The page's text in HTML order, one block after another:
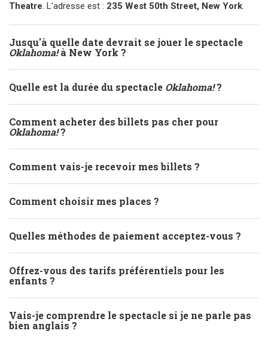
Theatre. L'adresse est : 235 West 50th Street, New York.
Jusqu'à quelle date devrait se jouer le spectacle
Oklahoma!à New York ?
Quelle est la durée du spectacle Oklahoma!?
Comment acheter des billets pas cher pour
Oklahoma!?
Comment vais-je recevoir mes billets ?
Comment choisir mes places ?
Quelles méthodes de paiement acceptez-vous ?
Offrez-vous des tarifs préférentiels pour les
enfants ?
Vais-je comprendre le spectacle si je ne parle pas
bien anglais ?